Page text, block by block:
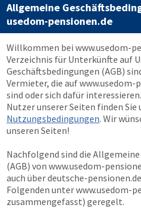
Allgemeine
usedom-pensionen.de
Willkommen bei www.usedom-
Verzeichnis für Unterkünfte auf
Geschäftsbedingungen (AGB)
Vermieter, die aufwww.usedom-
sind oder sich dafür
Nutzer unserer Seiten finden Sie
Nutzungsbedingungen. Wir
unseren Seiten!
Nachfolgend sind die
(AGB) von www.usedom-
auch überdeutsche-
Folgenden unterwww.usedom-
zusammengefasst) geregelt.